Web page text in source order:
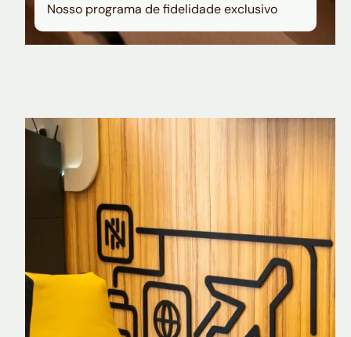
Nosso programa de fidelidade exclusivo
Nomad Explorer
Cartão de crédito brasileiro com cashback
em dólar